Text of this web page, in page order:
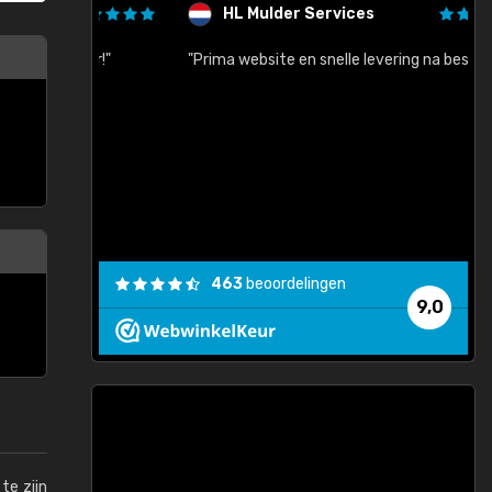
te zijn
HL Mulder Services
"Prima website en snelle levering na bestelling"
9,0
463 beoordelingen